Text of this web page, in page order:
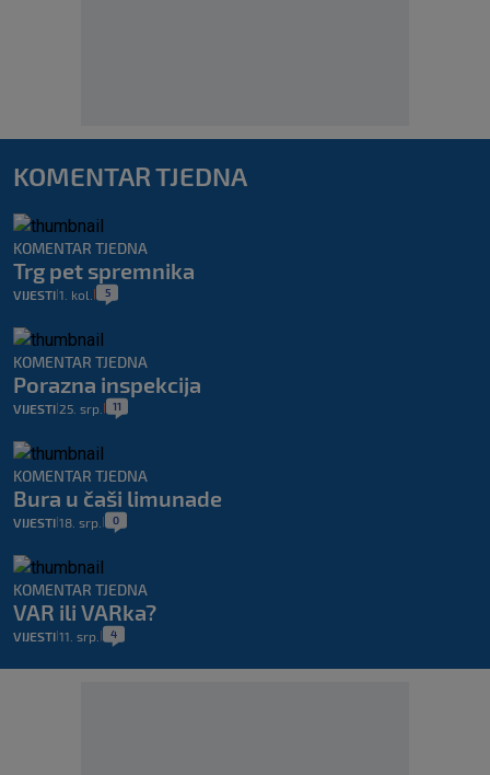
KOMENTAR TJEDNA
KOMENTAR TJEDNA
Trg pet spremnika
VIJESTI 1. kol. 5
KOMENTAR TJEDNA
Porazna inspekcija
VIJESTI 25. srp. 11
KOMENTAR TJEDNA
Bura u čaši limunade
VIJESTI 18. srp. 0
KOMENTAR TJEDNA
VAR ili VARka?
VIJESTI 11. srp. 4